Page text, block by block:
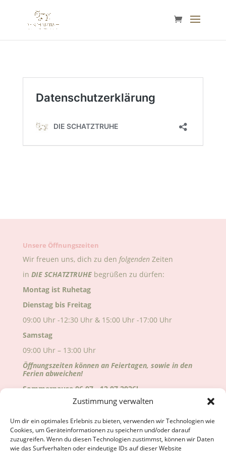
Zustimmung verwalten
Um dir ein optimales Erlebnis zu bieten, verwenden wir Technologien wie
Cookies, um Geräteinformationen zu speichern und/oder darauf
zuzugreifen. Wenn du diesen Technologien zustimmst, können wir Daten
wie das Surfverhalten oder eindeutige IDs auf dieser Website
Unsere Öffnungszeiten
Wir freuen uns, dich zu den folgenden Zeiten
in DIE SCHATZTRUHEbegrüßen zu dürfen:
Montag ist Ruhetag
Dienstag bis Freitag
09:00 Uhr -12:30 Uhr & 15:00 Uhr -17:00 Uhr
Samstag
09:00 Uhr – 13:00 Uhr
Öffnungszeiten können an Feiertagen, sowie in den
Ferien abweichen!
Sommerpause 06.07.- 12.07.2026!
Alle Änderungen sind auf Google ersichtlich!
Wir freuen uns auf deinen Besuch!